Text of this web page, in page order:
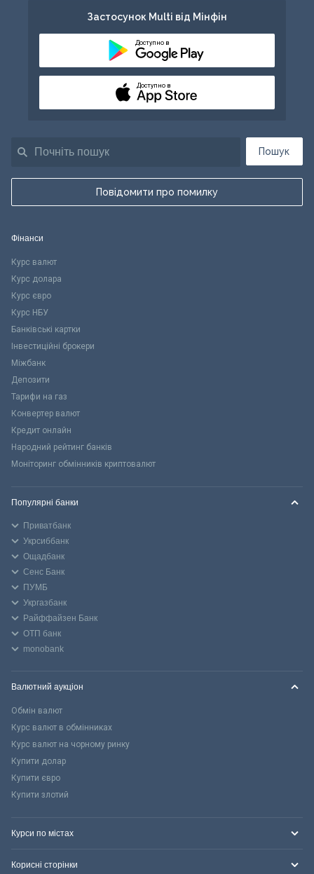
Пошук
Повідомити про помилку
Застосунок Multi від Мінфін
Доступно в
Доступно в
Фінанси
Курс валют
Курс долара
Курс євро
Курс НБУ
Банківські картки
Інвестиційні брокери
Міжбанк
Депозити
Тарифи на газ
Конвертер валют
Кредит онлайн
Народний рейтинг банків
Моніторинг обмінників криптовалют
Популярні банки
Приватбанк
Укрсиббанк
Ощадбанк
Сенс Банк
ПУМБ
Укргазбанк
Райффайзен Банк
ОТП банк
monobank
Валютний аукціон
Обмін валют
Курс валют в обмінниках
Курс валют на чорному ринку
Купити долар
Купити євро
Купити злотий
Курси по містах
Корисні сторінки